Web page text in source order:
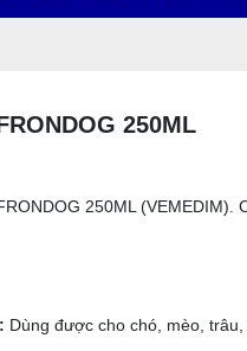
250ML
250ML (VEMEDIM).
Dùng được cho chó, mèo, trâu,